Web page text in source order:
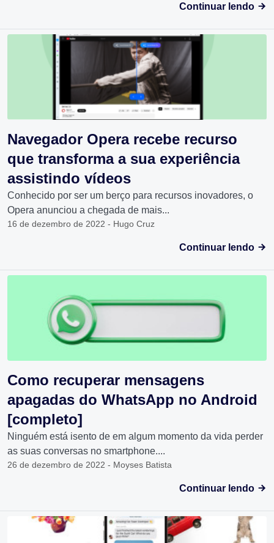
Continuar lendo
Navegador Opera recebe recurso
que transforma a sua experiência
assistindo vídeos
Conhecido por ser um berço para recursos inovadores, o
Opera anunciou a chegada de mais...
16 de dezembro de 2022 - Hugo Cruz
Continuar lendo
Como recuperar mensagens
apagadas do WhatsApp no Android
[completo]
Ninguém está isento de em algum momento da vida perder
as suas conversas no smartphone....
26 de dezembro de 2022 - Moyses Batista
Continuar lendo